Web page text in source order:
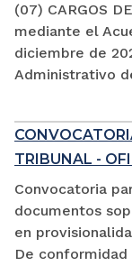
(07) CARGOS
mediante el
diciembre de
Administrativo
TRIBUNAL -
Convocatoria
documentos
en
De conformidad